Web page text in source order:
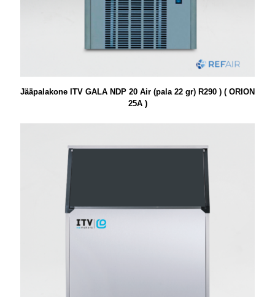
Jääpalakone ITV GALA NDP 20 Air (pala 22 gr) R290 ) ( ORION
25A )